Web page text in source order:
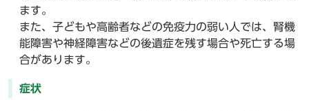
ます。
また、子どもや高齢者などの免疫力の弱い人では、腎機
能障害や神経障害などの後遺症を残す場合や死亡する場
合があります。
症状